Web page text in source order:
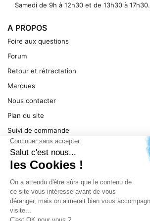
Samedi de 9h à 12h30 et de 13h30 à 17h30.
A PROPOS
Foire aux questions
Forum
Retour et rétractation
Marques
Nous contacter
Plan du site
Suivi de commande
Ma facture
Mentions légales
SERVICE
Pièces détachées